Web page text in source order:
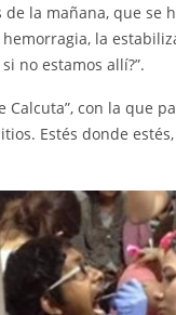
la mañana, que se
la
no estamos allí?”.
Calcuta”, con la que
Estés donde